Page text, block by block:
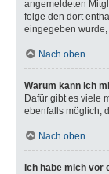
angemeldeten
folge den dort
eingegeben
Nach oben
Warum kann ich
Dafür gibt es viele
ebenfalls möglich,
Nach oben
Ich habe mich vor